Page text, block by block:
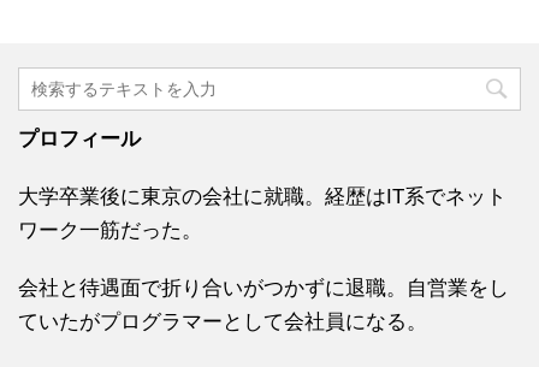
プロフィール
大学卒業後に東京の会社に就職。経歴はIT系でネット
ワーク一筋だった。
会社と待遇面で折り合いがつかずに退職。自営業をし
ていたがプログラマーとして会社員になる。